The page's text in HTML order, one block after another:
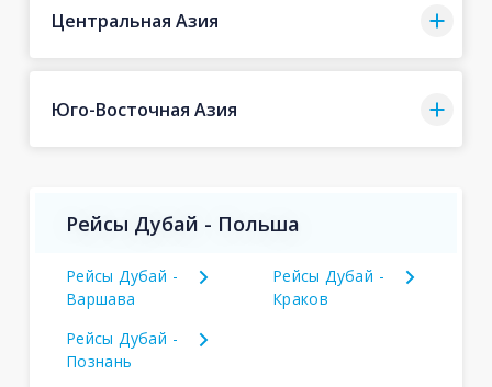
Центральная Азия
Юго-Восточная Азия
Рейсы Дубай - Польша
Рейсы Дубай -
Варшава
Рейсы Дубай -
Краков
Рейсы Дубай -
Познань